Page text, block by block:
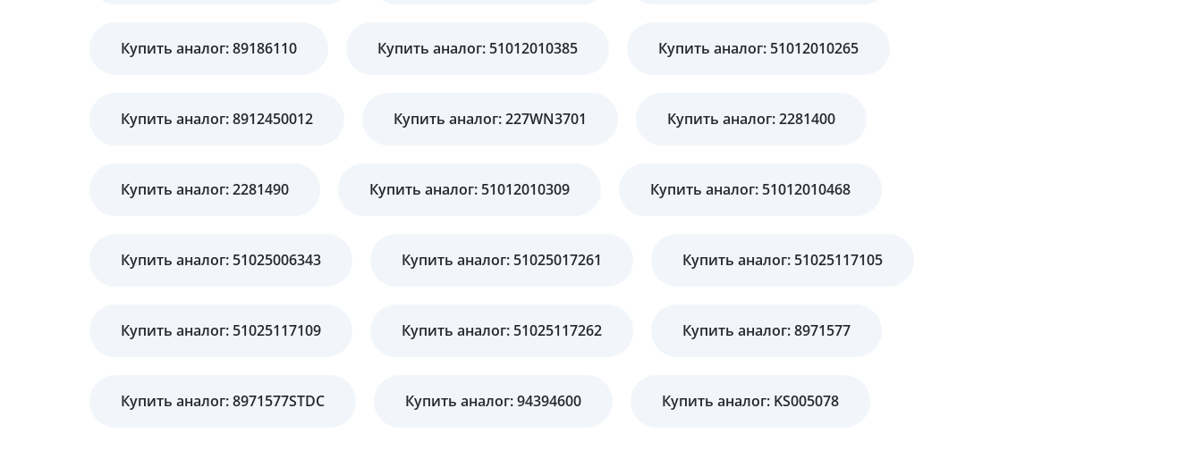
Купить аналог: 89186110 Купить аналог: 51012010385 Купить аналог: 51012010265
Купить аналог: 8912450012 Купить аналог: 227WN3701 Купить аналог: 2281400
Купить аналог: 2281490 Купить аналог: 51012010309 Купить аналог: 51012010468
Купить аналог: 51025006343 Купить аналог: 51025017261 Купить аналог: 51025117105
Купить аналог: 51025117109 Купить аналог: 51025117262 Купить аналог: 8971577
Купить аналог: 8971577STDC Купить аналог: 94394600 Купить аналог: KS005078